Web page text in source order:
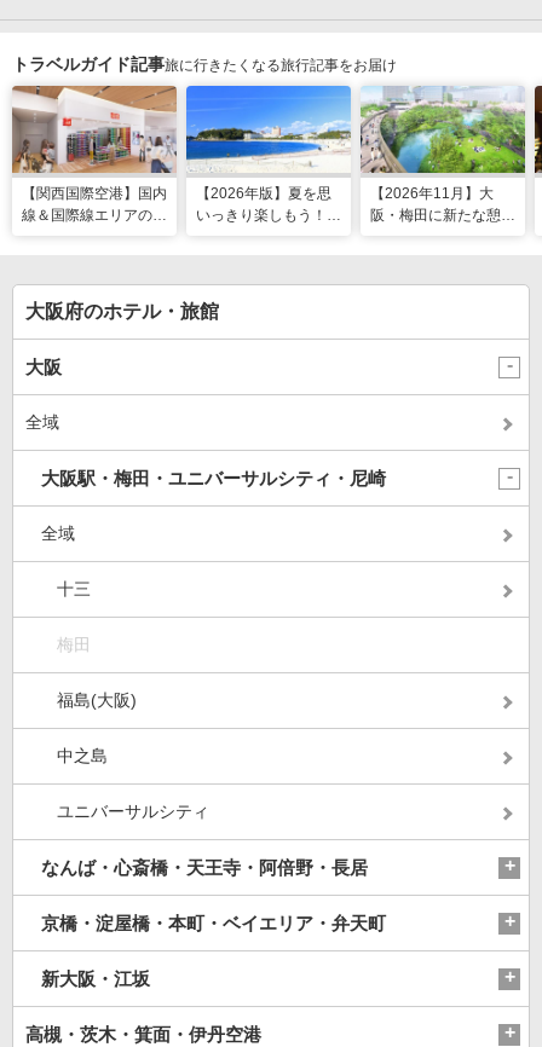
トラベルガイド記事旅に行きたくなる旅行記事をお届け
【関西国際空港】国内
線＆国際線エリアの大
【2026年版】夏を思
いっきり楽しもう！関
【2026年11月】大
阪・梅田に新たな憩い
定！
大阪府のホテル・旅館
大阪
全域
大阪駅・梅田・ユニバーサルシティ・尼崎
全域
十三
梅田
福島(大阪)
中之島
ユニバーサルシティ
なんば・心斎橋・天王寺・阿倍野・長居
京橋・淀屋橋・本町・ベイエリア・弁天町
新大阪・江坂
高槻・茨木・箕面・伊丹空港